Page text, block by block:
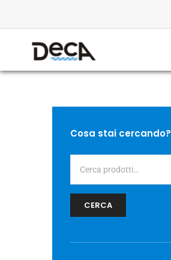
Cosa stai cercando?
CERCA